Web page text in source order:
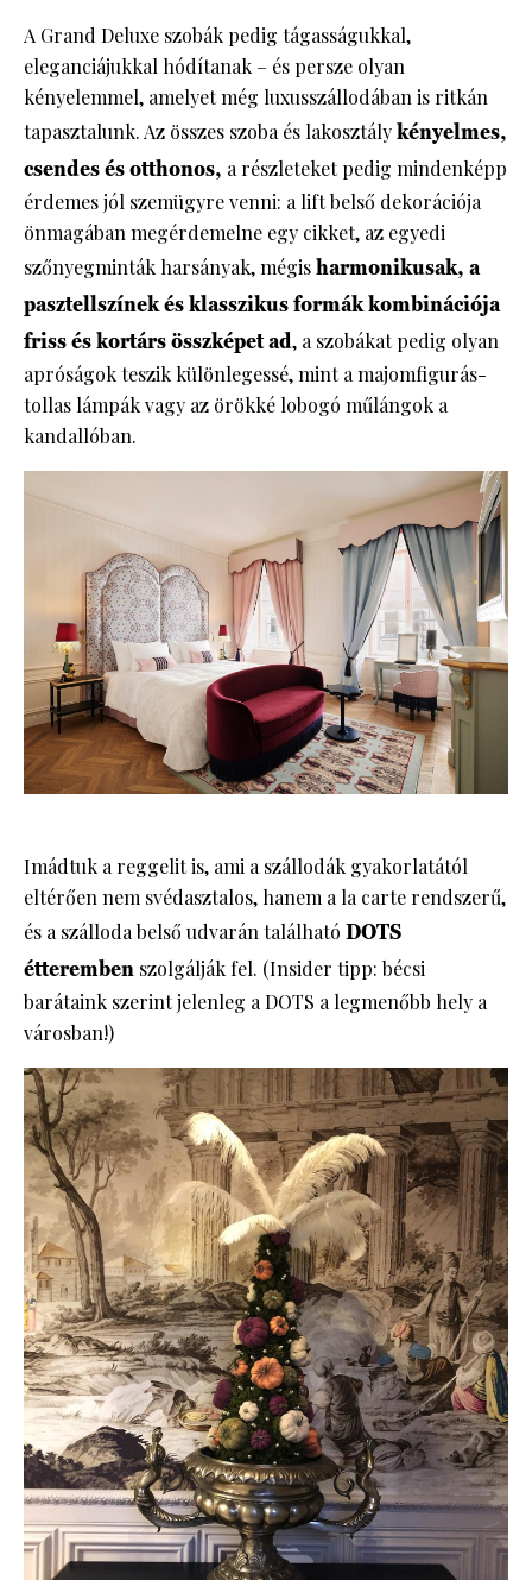
A Grand Deluxe szobák pedig tágasságukkal,
eleganciájukkal hódítanak – és persze olyan
kényelemmel, amelyet még luxusszállodában is ritkán
tapasztalunk. Az összes szoba és lakosztálykényelmes,
csendes és otthonos, a részleteket pedig mindenképp
érdemes jól szemügyre venni: a lift belső dekorációja
önmagában megérdemelne egy cikket, az egyedi
szőnyegminták harsányak, mégisharmonikusak, a
pasztellszínek és klasszikus formák kombinációja
friss és kortárs összképet ad, a szobákat pedig olyan
apróságok teszik különlegessé, mint a majomfigurás-
tollas lámpák vagy az örökké lobogó műlángok a
kandallóban.
Imádtuk a reggelit is, ami a szállodák gyakorlatától
eltérően nem svédasztalos, hanem a la carte rendszerű,
és a szálloda belső udvarán található DOTS
étteremben szolgálják fel. (Insider tipp: bécsi
barátaink szerint jelenleg a DOTS a legmenőbb hely a
városban!)